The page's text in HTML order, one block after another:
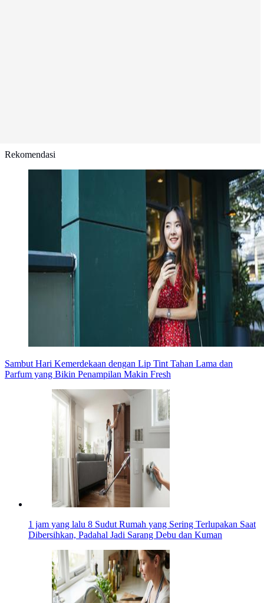
Rekomendasi
Sambut Hari Kemerdekaan dengan Lip Tint Tahan Lama dan
Parfum yang Bikin Penampilan Makin Fresh
1 jam yang lalu 8 Sudut Rumah yang Sering Terlupakan Saat
Dibersihkan, Padahal Jadi Sarang Debu dan Kuman